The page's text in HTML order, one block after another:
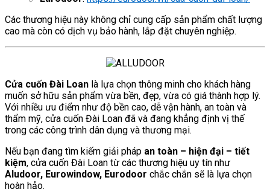
Các thương hiệu này không chỉ cung cấp sản phẩm chất lượng
cao mà còn có dịch vụ bảo hành, lắp đặt chuyên nghiệp.
Cửa cuốn Đài Loan là lựa chọn thông minh cho khách hàng
muốn sở hữu sản phẩm vừa bền, đẹp, vừa có giá thành hợp lý.
Với nhiều ưu điểm như độ bền cao, dễ vận hành, an toàn và
thẩm mỹ, cửa cuốn Đài Loan đã và đang khẳng định vị thế
trong các công trình dân dụng và thương mại.
Nếu bạn đang tìm kiếm giải pháp an toàn – hiện đại – tiết
kiệm, cửa cuốn Đài Loan từ các thương hiệu uy tín như
Aludoor, Eurowindow, Eurodoor chắc chắn sẽ là lựa chọn
hoàn hảo.